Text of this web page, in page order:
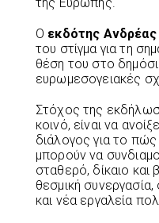
Ο εκδότης Ανδρέας
του στίγμα για τη
θέση του στο
ευρωμεσογειακές
Στόχος της
κοινό, είναι να
διάλογος για το
μπορούν να
σταθερό, δίκαιο
θεσμική συνεργασία,
και νέα εργαλεία